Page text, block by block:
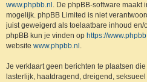
www.phpbb.nl . De phpBB-software maakt
mogelijk. phpBB Limited is niet
juist geweigerd als toelaatbare inhoud en/
phpBB kun je vinden op https://
website www.phpbb.nl .
Je verklaart geen berichten te plaatsen
lasterlijk, haatdragend, dreigend,